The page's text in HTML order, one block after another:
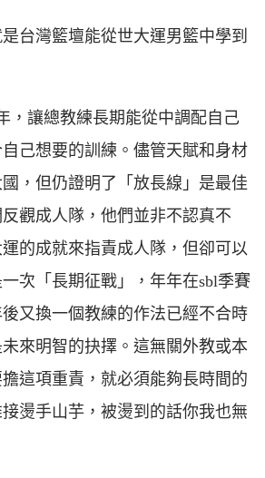
台灣籃壇能從世大運男籃中學到
，讓總教練長期能從中調配自己
己想要的訓練。儘管天賦和身材
，但仍證明了「放長線」是最佳
觀成人隊，他們並非不認真不
的成就來指責成人隊，但卻可以
次「長期征戰」，年年在sbl季賽
又換一個教練的作法已經不合時
來明智的抉擇。這無關外教或本
這項重責，就必須能夠長時間的
燙手山芋，被燙到的話你我也無